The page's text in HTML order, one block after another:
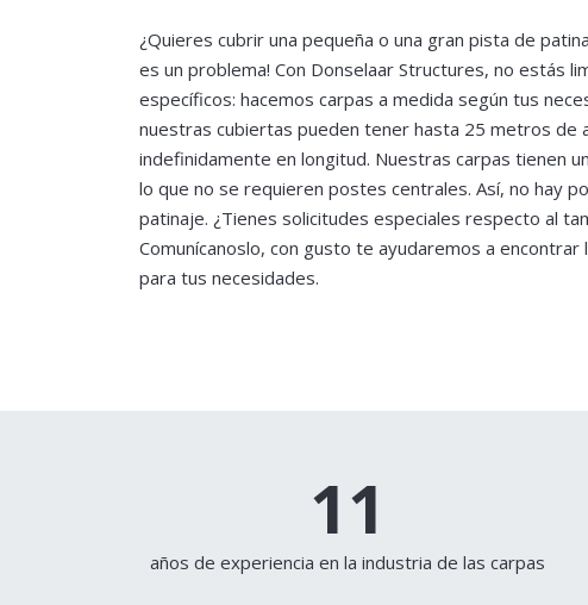
¿Quieres cubrir una pequeña o una gran pista de
es un problema! Con Donselaar Structures, no estás
específicos: hacemos carpas a medida según tus
nuestras cubiertas pueden tener hasta 25 metros de
indefinidamente en longitud. Nuestras carpas tienen
lo que no se requieren postes centrales. Así, no hay
patinaje. ¿Tienes solicitudes especiales respecto al
Comunícanoslo, con gusto te ayudaremos a encontrar
para tus necesidades.
13
años de experiencia en la industria de las carpas